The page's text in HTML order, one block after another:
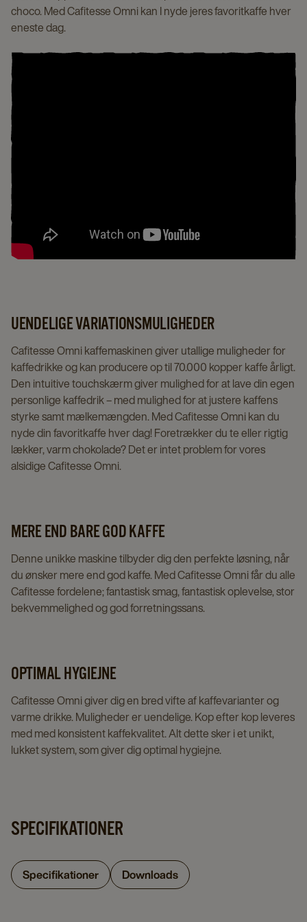
choco. Med Cafitesse Omni kan I nyde jeres favoritkaffe hver
eneste dag.
UENDELIGE VARIATIONSMULIGHEDER
Cafitesse Omni kaffemaskinen giver utallige muligheder for
kaffedrikke og kan producere op til 70.000 kopper kaffe årligt.
Den intuitive touchskærm giver mulighed for at lave din egen
personlige kaffedrik – med mulighed for at justere kaffens
styrke samt mælkemængden. Med Cafitesse Omni kan du
nyde din favoritkaffe hver dag! Foretrækker du te eller rigtig
lækker, varm chokolade? Det er intet problem for vores
alsidige Cafitesse Omni.
MERE END BARE GOD KAFFE
Denne unikke maskine tilbyder dig den perfekte løsning, når
du ønsker mere end god kaffe. Med Cafitesse Omni får du alle
Cafitesse fordelene; fantastisk smag, fantastisk oplevelse, stor
bekvemmelighed og god forretningssans.
OPTIMAL HYGIEJNE
Cafitesse Omni giver dig en bred vifte af kaffevarianter og
varme drikke. Muligheder er uendelige. Kop efter kop leveres
med med konsistent kaffekvalitet. Alt dette sker i et unikt,
lukket system, som giver dig optimal hygiejne.
SPECIFIKATIONER
Specifikationer Downloads